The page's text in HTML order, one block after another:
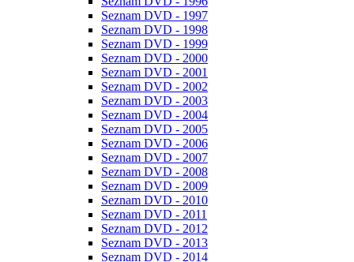
Seznam DVD - 1997
Seznam DVD - 1998
Seznam DVD - 1999
Seznam DVD - 2000
Seznam DVD - 2001
Seznam DVD - 2002
Seznam DVD - 2003
Seznam DVD - 2004
Seznam DVD - 2005
Seznam DVD - 2006
Seznam DVD - 2007
Seznam DVD - 2008
Seznam DVD - 2009
Seznam DVD - 2010
Seznam DVD - 2011
Seznam DVD - 2012
Seznam DVD - 2013
Seznam DVD - 2014